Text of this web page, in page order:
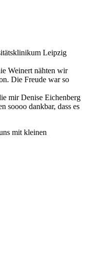
Leipzig
Weinert nähten wir
Die Freude war so
mir Denise Eichenberg
soooo dankbar, dass es
mit kleinen